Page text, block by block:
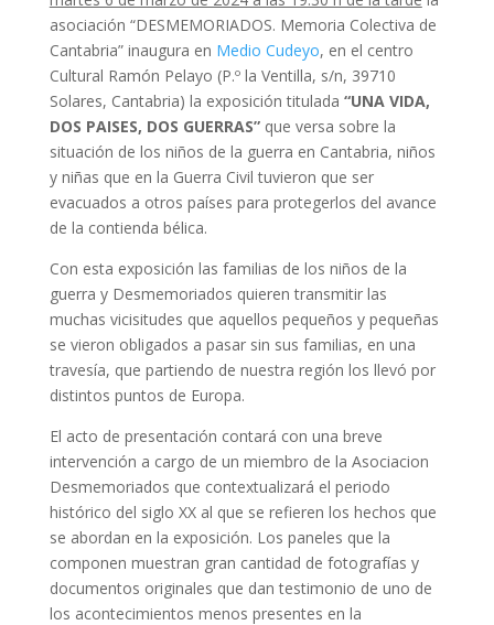
asociación “DESMEMORIADOS. Memoria Colectiva de
Cantabria” inaugura en Medio Cudeyo, en el centro
Cultural Ramón Pelayo (P.º la Ventilla, s/n, 39710
Solares, Cantabria) la exposición titulada “UNA VIDA,
DOS PAISES, DOS GUERRAS”que versa sobre la
situación de los niños de la guerra en Cantabria, niños
y niñas que en la Guerra Civil tuvieron que ser
evacuados a otros países para protegerlos del avance
de la contienda bélica.
Con esta exposición las familias de los niños de la
guerra y Desmemoriados quieren transmitir las
muchas vicisitudes que aquellos pequeños y pequeñas
se vieron obligados a pasar sin sus familias, en una
travesía, que partiendo de nuestra región los llevó por
distintos puntos de Europa.
El acto de presentación contará con una breve
intervención a cargo de un miembro de la Asociacion
Desmemoriados que contextualizará el periodo
histórico del siglo XX al que se refieren los hechos que
se abordan en la exposición. Los paneles que la
componen muestran gran cantidad de fotografías y
documentos originales que dan testimonio de uno de
los acontecimientos menos presentes en la